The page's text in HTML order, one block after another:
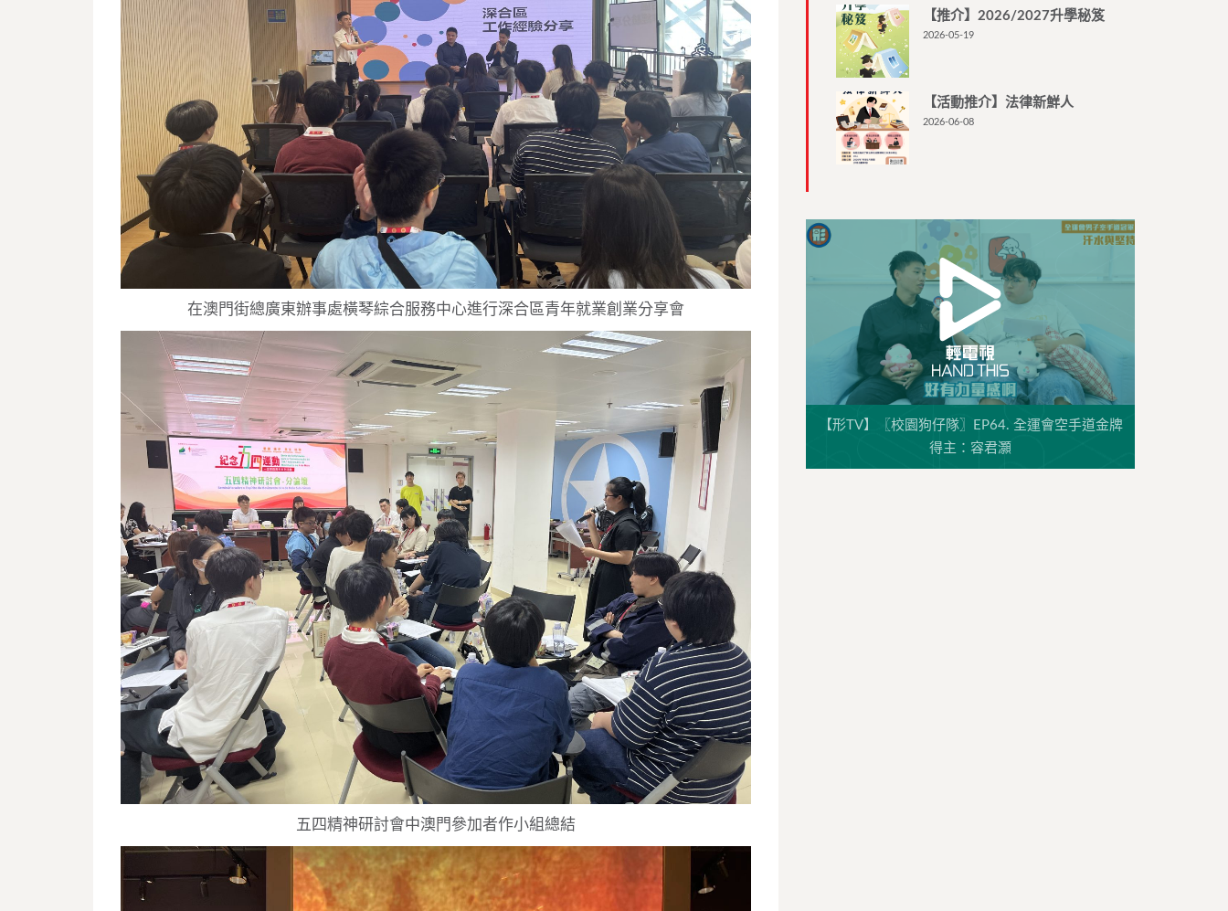
在澳門街總廣東辦事處橫琴綜合服務中心進行深合區青年就業創業分享會
五四精神研討會中澳門參加者作小組總結
【推介】2026/2027升學秘笈
2026-05-19
【活動推介】法律新鮮人
2026-06-08
【形TV】〖校園狗仔隊〗EP64. 全運會空手道金牌
得主：容君灝